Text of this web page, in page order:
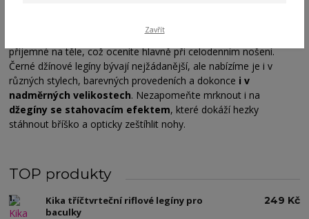
rozdíl od klasických džín nikdenetlačí
příjemné na těle, což oceníte hlavně při celodenním nošení.
Černé džínové legíny bývají nejžádanější, ale nabízíme je i v
různých stylech, barevných provedeních a dokonce i v
nadměrných velikostech. Nezapomeňte mrknout i na
džegíny se stahovacím efektem, které dokáží hezky
stáhnout bříško a opticky zeštíhlit nohy.
TOP produkty
1.
Kika tříčtvrteční riflové legíny pro
baculky
249 Kč
Zavřít